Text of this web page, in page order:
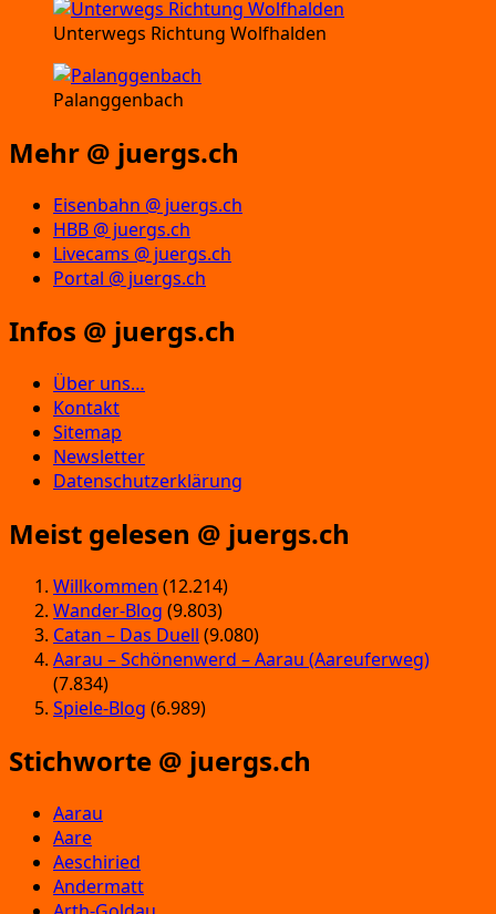
Unterwegs Richtung Wolfhalden
Palanggenbach
Mehr @ juergs.ch
Eisenbahn @ juergs.ch
HBB @ juergs.ch
Livecams @ juergs.ch
Portal @ juergs.ch
Infos @ juergs.ch
Über uns…
Kontakt
Sitemap
Newsletter
Datenschutzerklärung
Meist gelesen @ juergs.ch
Willkommen (12.214)
Wander-Blog (9.803)
Catan – Das Duell (9.080)
Aarau – Schönenwerd – Aarau (Aareuferweg)
(7.834)
Spiele-Blog (6.989)
Stichworte @ juergs.ch
Aarau
Aare
Aeschiried
Andermatt